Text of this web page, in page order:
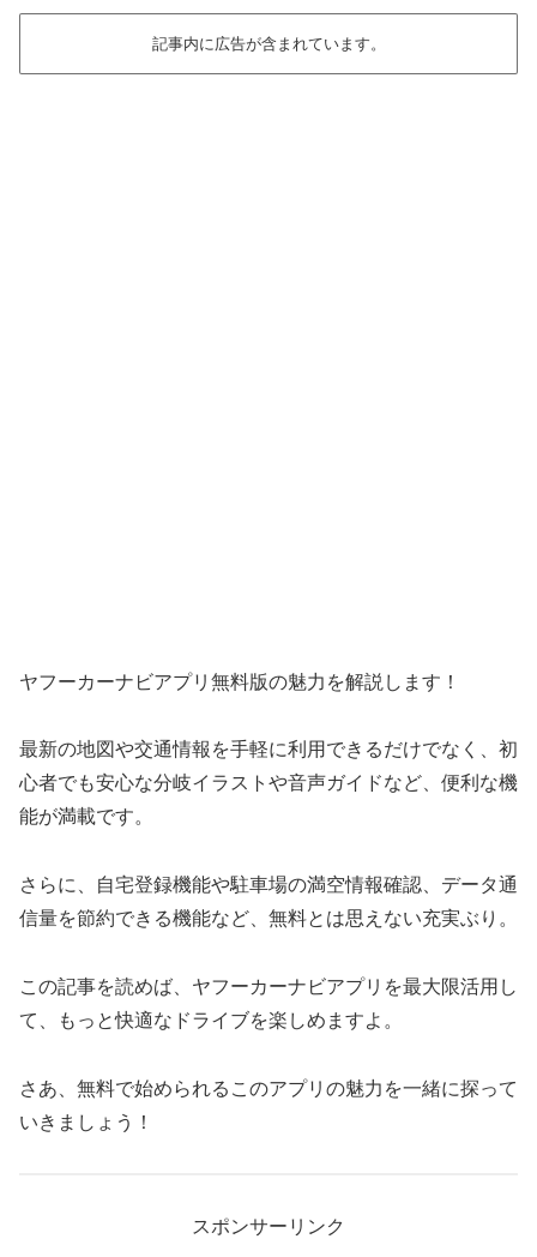
記事内に広告が含まれています。
ヤフーカーナビアプリ無料版の魅力を解説します！
最新の地図や交通情報を手軽に利用できるだけでなく、初
心者でも安心な分岐イラストや音声ガイドなど、便利な機
能が満載です。
さらに、自宅登録機能や駐車場の満空情報確認、データ通
信量を節約できる機能など、無料とは思えない充実ぶり。
この記事を読めば、ヤフーカーナビアプリを最大限活用し
て、もっと快適なドライブを楽しめますよ。
さあ、無料で始められるこのアプリの魅力を一緒に探って
いきましょう！
スポンサーリンク